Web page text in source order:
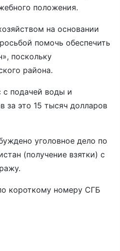
положения.
на основании
помочь обеспечить
поскольку
района.
подачей воды и
за это 15 тысяч долларов
уголовное дело по
(получение взятки) с
короткому номеру СГБ